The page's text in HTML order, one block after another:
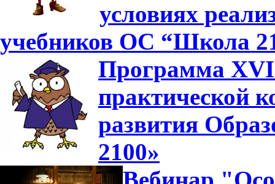
условиях
учебников ОС “Школа
Программа
практической
развития
2100»